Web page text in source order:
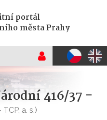
portál
města Prahy
416/37 -
a. s.)